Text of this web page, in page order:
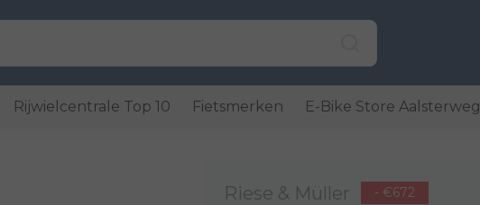
Rijwielcentrale Top 10 Fietsmerken E-Bike Store Aalsterweg
Riese & Müller - €672